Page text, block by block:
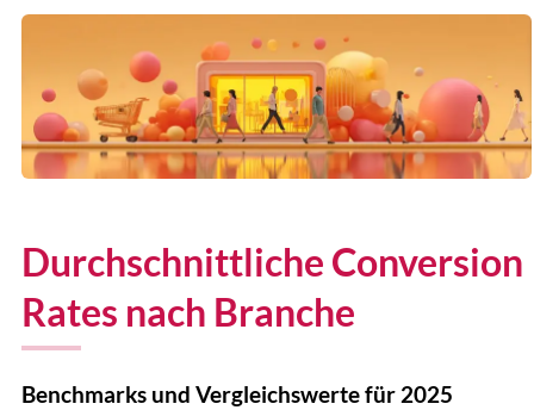
Durchschnittliche Conversion
Rates nach Branche
Benchmarks und Vergleichswerte für 2025